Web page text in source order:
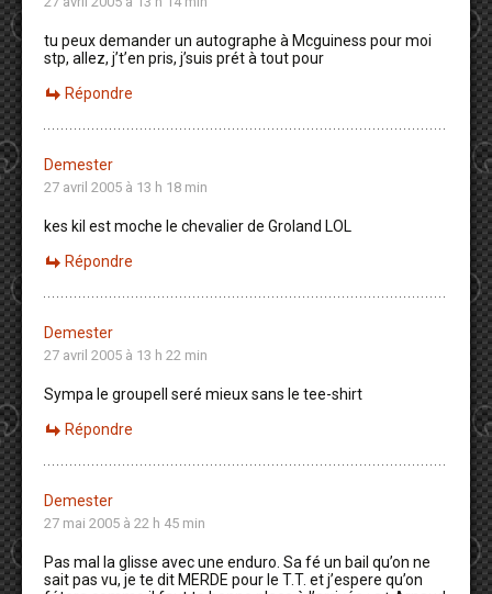
tu peux demander un autographe à Mcguiness pour moi
stp, allez, j’t’en pris, j’suis prét à tout pour
Répondre
Demester
27 avril 2005 à 13 h 18 min
kes kil est moche le chevalier de Groland LOL
Répondre
Demester
27 avril 2005 à 13 h 22 min
Sympa le groupeIl seré mieux sans le tee-shirt
Répondre
Demester
27 mai 2005 à 22 h 45 min
Pas mal la glisse avec une enduro. Sa fé un bail qu’on ne
sait pas vu, je te dit MERDE pour le T.T. et j’espere qu’on